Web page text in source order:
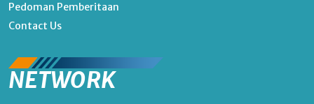
Pedoman Pemberitaan
Contact Us
NETWORK